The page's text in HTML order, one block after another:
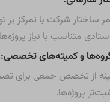
ساختار شرکت با تمرکز بر
متناسب با نیاز
و کمیته‌های تخصصی:
از تخصص جمعی برای
پروژه‌ها.